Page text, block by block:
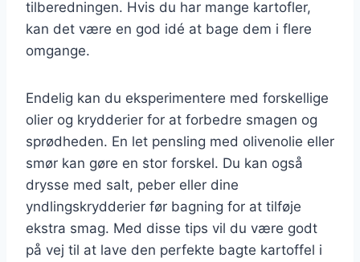
tilberedningen. Hvis du har mange kartofler,
kan det være en god idé at bage dem i flere
omgange.
Endelig kan du eksperimentere med forskellige
olier og krydderier for at forbedre smagen og
sprødheden. En let pensling med olivenolie eller
smør kan gøre en stor forskel. Du kan også
drysse med salt, peber eller dine
yndlingskrydderier før bagning for at tilføje
ekstra smag. Med disse tips vil du være godt
på vej til at lave den perfekte bagte kartoffel i